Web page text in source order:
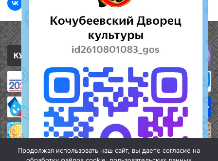
Полезные ссылки
Продолжая использовать наш сайт, вы даете согласие на